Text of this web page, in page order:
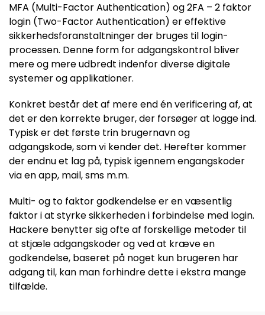
MFA (Multi-Factor Authentication) og 2FA – 2 faktor
login (Two-Factor Authentication) er effektive
sikkerhedsforanstaltninger der bruges til login-
processen. Denne form for adgangskontrol bliver
mere og mere udbredt indenfor diverse digitale
systemer og applikationer.
Konkret består det af mere end én verificering af, at
det er den korrekte bruger, der forsøger at logge ind.
Typisk er det første trin brugernavn og
adgangskode, som vi kender det. Herefter kommer
der endnu et lag på, typisk igennem engangskoder
via en app, mail, sms m.m.
Multi- og to faktor godkendelse er en væsentlig
faktor i at styrke sikkerheden i forbindelse med login.
Hackere benytter sig ofte af forskellige metoder til
at stjæle adgangskoder og ved at kræve en
godkendelse, baseret på noget kun brugeren har
adgang til, kan man forhindre dette i ekstra mange
tilfælde.